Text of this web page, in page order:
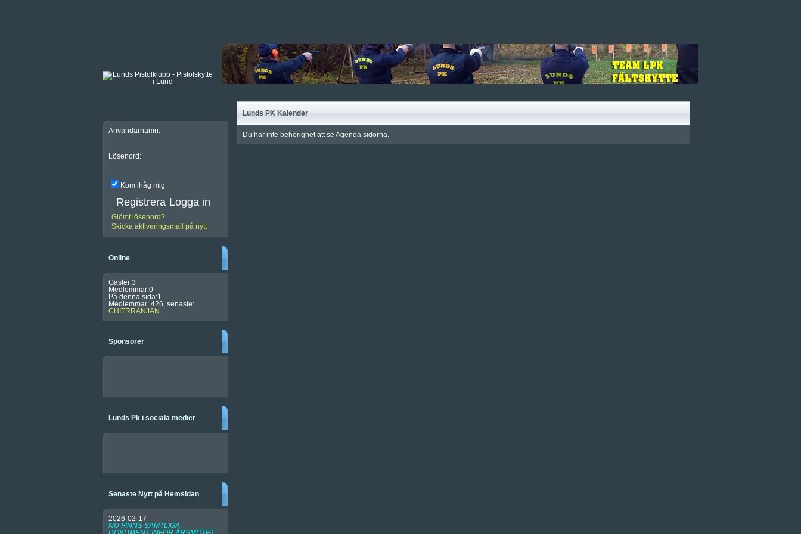
Användarnamn:
Lösenord:
Kom ihåg mig
Registrera
Glömt lösenord?
Skicka aktiveringsmail på nytt
Online
Gäster:3
Medlemmar:0
På denna sida:1
Medlemmar: 426, senaste:
CHITRRANJAN
Sponsorer
Lunds Pk i sociala medier
Senaste Nytt på Hemsidan
2026-02-17
NU FINNS SAMTLIGA
Lunds PK Kalender
Du har inte behörighet att se Agenda sidorna.